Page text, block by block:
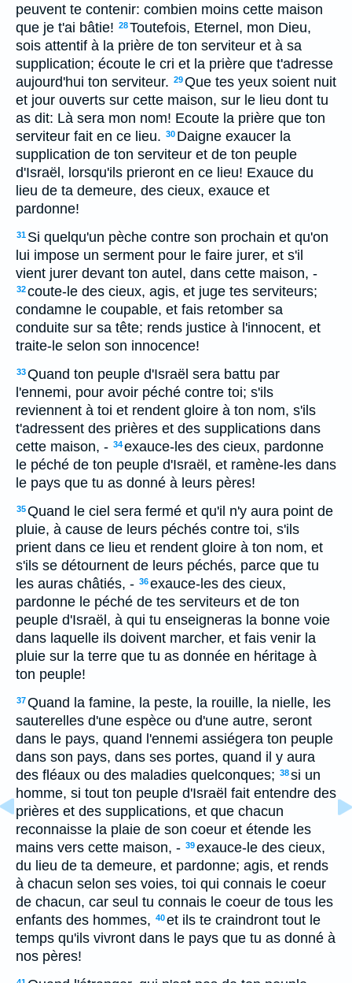
peuvent te contenir: combien moins cette maison
que je t'ai bâtie! 28Toutefois, Eternel, mon Dieu,
sois attentif à la prière de ton serviteur et à sa
supplication; écoute le cri et la prière que t'adresse
aujourd'hui ton serviteur. 29Que tes yeux soient nuit
et jour ouverts sur cette maison, sur le lieu dont tu
as dit: Là sera mon nom! Ecoute la prière que ton
serviteur fait en ce lieu. 30 Daigne exaucer la
supplication de ton serviteur et de ton peuple
d'Israël, lorsqu'ils prieront en ce lieu! Exauce du
lieu de ta demeure, des cieux, exauce et
pardonne!
31 Si quelqu'un pèche contre son prochain et qu'on
lui impose un serment pour le faire jurer, et s'il
vient jurer devant ton autel, dans cette maison, -
32coute-le des cieux, agis, et juge tes serviteurs;
condamne le coupable, et fais retomber sa
conduite sur sa tête; rends justice à l'innocent, et
traite-le selon son innocence!
33Quand ton peuple d'Israël sera battu par
l'ennemi, pour avoir péché contre toi; s'ils
reviennent à toi et rendent gloire à ton nom, s'ils
t'adressent des prières et des supplications dans
cette maison, - 34exauce-les des cieux, pardonne
le péché de ton peuple d'Israël, et ramène-les dans
le pays que tu as donné à leurs pères!
35Quand le ciel sera fermé et qu'il n'y aura point de
pluie, à cause de leurs péchés contre toi, s'ils
prient dans ce lieu et rendent gloire à ton nom, et
s'ils se détournent de leurs péchés, parce que tu
les auras châtiés, - 36exauce-les des cieux,
pardonne le péché de tes serviteurs et de ton
peuple d'Israël, à qui tu enseigneras la bonne voie
dans laquelle ils doivent marcher, et fais venir la
pluie sur la terre que tu as donnée en héritage à
ton peuple!
37Quand la famine, la peste, la rouille, la nielle, les
sauterelles d'une espèce ou d'une autre, seront
dans le pays, quand l'ennemi assiégera ton peuple
dans son pays, dans ses portes, quand il y aura
des fléaux ou des maladies quelconques; 38si un
homme, si tout ton peuple d'Israël fait entendre des
prières et des supplications, et que chacun
reconnaisse la plaie de son coeur et étende les
mains vers cette maison, - 39exauce-le des cieux,
du lieu de ta demeure, et pardonne; agis, et rends
à chacun selon ses voies, toi qui connais le coeur
de chacun, car seul tu connais le coeur de tous les
enfants des hommes, 40et ils te craindront tout le
temps qu'ils vivront dans le pays que tu as donné à
nos pères!